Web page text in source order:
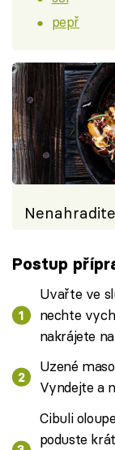
pepř
Postup
Uvařte ve
nechte
nakrájete
Uzené
Vyndejte a
Cibuli
poduste